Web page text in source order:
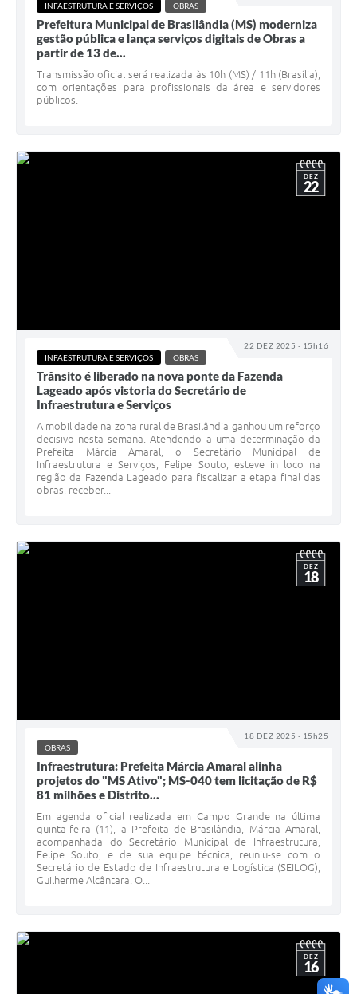
INFAESTRUTURA E SERVIÇOS OBRAS
Prefeitura Municipal de Brasilândia (MS) moderniza
gestão pública e lança serviços digitais de Obras a
partir de 13 de...
Transmissão oficial será realizada às 10h (MS) / 11h (Brasília),
com orientações para profissionais da área e servidores
públicos.
22 DEZ 2025 - 15h16
DEZ
22
INFAESTRUTURA E SERVIÇOS OBRAS
Trânsito é liberado na nova ponte da Fazenda
Lageado após vistoria do Secretário de
Infraestrutura e Serviços
A mobilidade na zona rural de Brasilândia ganhou um reforço
decisivo nesta semana. Atendendo a uma determinação da
Prefeita Márcia Amaral, o Secretário Municipal de
Infraestrutura e Serviços, Felipe Souto, esteve in loco na
região da Fazenda Lageado para fiscalizar a etapa final das
obras, receber...
18 DEZ 2025 - 15h25
DEZ
18
OBRAS
Infraestrutura: Prefeita Márcia Amaral alinha
projetos do "MS Ativo"; MS-040 tem licitação de R$
81 milhões e Distrito...
Em agenda oficial realizada em Campo Grande na última
quinta-feira (11), a Prefeita de Brasilândia, Márcia Amaral,
acompanhada do Secretário Municipal de Infraestrutura,
Felipe Souto, e de sua equipe técnica, reuniu-se com o
Secretário de Estado de Infraestrutura e Logística (SEILOG),
Guilherme Alcântara. O...
DEZ
16